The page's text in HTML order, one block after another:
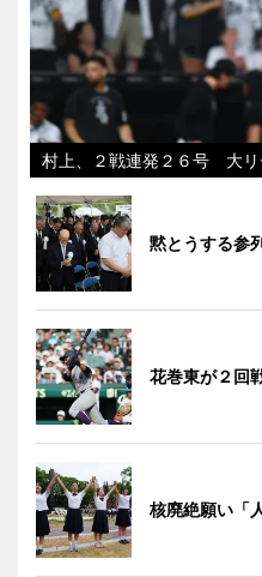
村上、２戦連発２６号 大リ
黙とうする参
花巻東が２回
核廃絶願い「